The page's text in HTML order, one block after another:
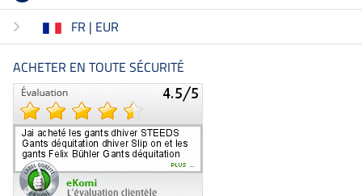
FR | EUR
ACHETER EN TOUTE SÉCURITÉ